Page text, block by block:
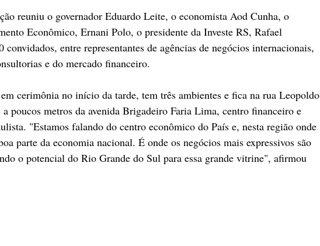
reuniu o governador Eduardo Leite, o economista Aod Cunha, o
Econômico, Ernani Polo, o presidente da Investe RS, Rafael
entre representantes de agências de negócios internacionais,
e do mercado financeiro.
cerimônia no início da tarde, tem três ambientes e fica na rua Leopoldo
poucos metros da avenida Brigadeiro Faria Lima, centro financeiro e
"Estamos falando do centro econômico do País e, nesta região onde
parte da economia nacional. É onde os negócios mais expressivos são
o potencial do Rio Grande do Sul para essa grande vitrine", afirmou